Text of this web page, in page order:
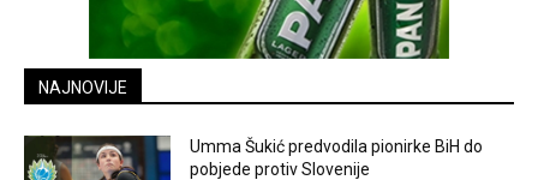
NAJNOVIJE
Umma Šukić predvodila pionirke BiH do
pobjede protiv Slovenije